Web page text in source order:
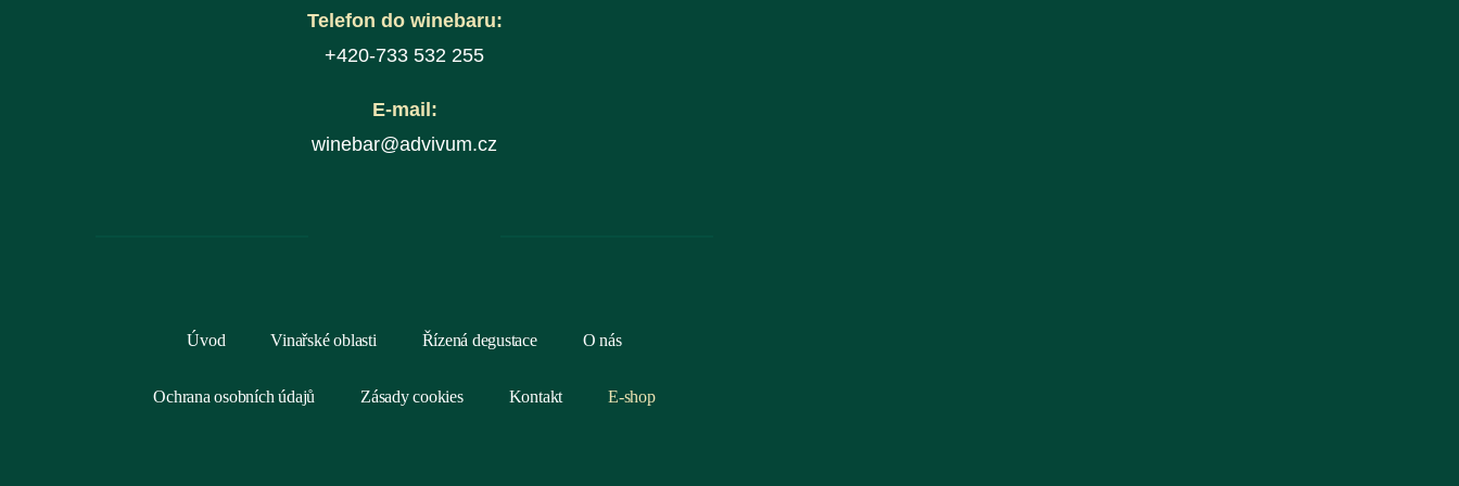
Telefon do winebaru:
+420-733 532 255
E-mail:
winebar@advivum.cz
Úvod Vinařské oblasti Řízená degustace O nás
Ochrana osobních údajů Zásady cookies Kontakt E-shop